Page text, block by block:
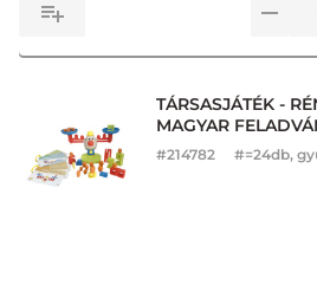
TÁRSASJÁTÉK -
MAGYAR
#214782 #=24db,